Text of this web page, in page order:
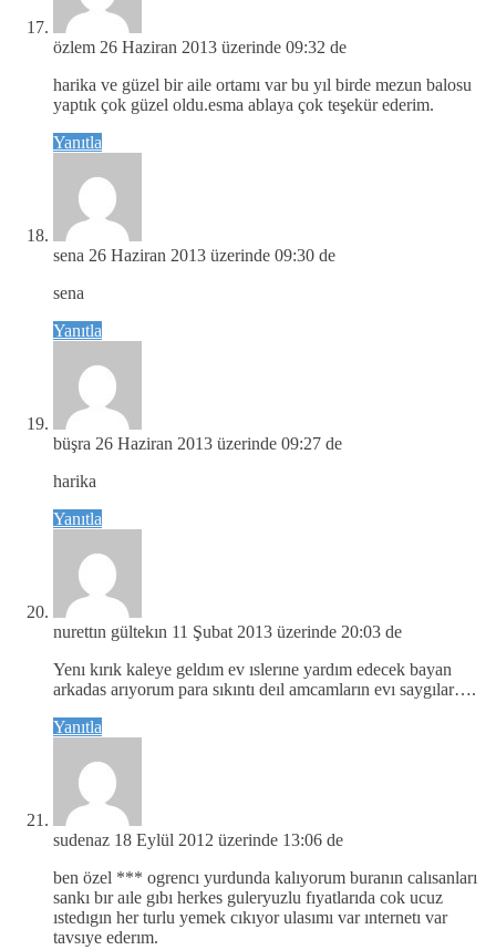
özlem 26 Haziran 2013 üzerinde 09:32 de
harika ve güzel bir aile ortamı var bu yıl birde mezun balosu
yaptık çok güzel oldu.esma ablaya çok teşekür ederim.
Yanıtla
sena 26 Haziran 2013 üzerinde 09:30 de
sena
Yanıtla
büşra 26 Haziran 2013 üzerinde 09:27 de
harika
Yanıtla
nurettın gültekın 11 Şubat 2013 üzerinde 20:03 de
Yenı kırık kaleye geldım ev ıslerıne yardım edecek bayan
arkadas arıyorum para sıkıntı deıl amcamların evı saygılar….
Yanıtla
sudenaz 18 Eylül 2012 üzerinde 13:06 de
ben özel *** ogrencı yurdunda kalıyorum buranın calısanları
sankı bır aıle gıbı herkes guleryuzlu fıyatlarıda cok ucuz
ıstedıgın her turlu yemek cıkıyor ulasımı var ınternetı var
tavsıye ederım.